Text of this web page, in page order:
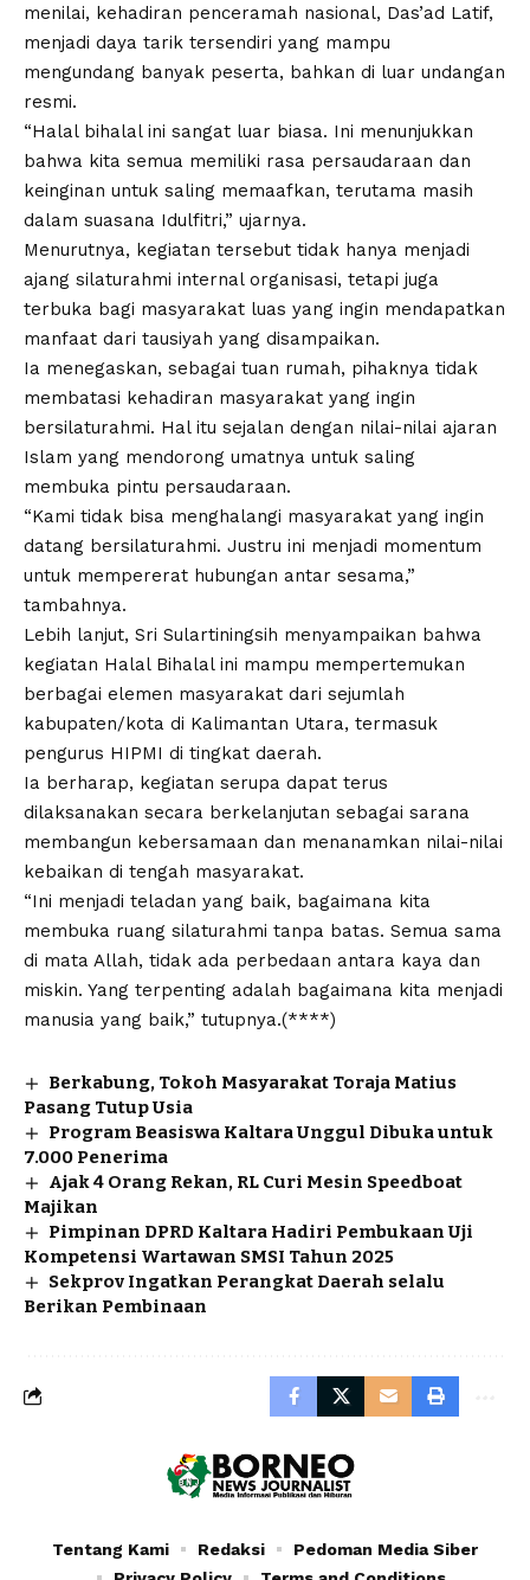
menilai, kehadiran penceramah nasional, Das’ad Latif,
menjadi daya tarik tersendiri yang mampu
mengundang banyak peserta, bahkan di luar undangan
resmi.
“Halal bihalal ini sangat luar biasa. Ini menunjukkan
bahwa kita semua memiliki rasa persaudaraan dan
keinginan untuk saling memaafkan, terutama masih
dalam suasana Idulfitri,” ujarnya.
Menurutnya, kegiatan tersebut tidak hanya menjadi
ajang silaturahmi internal organisasi, tetapi juga
terbuka bagi masyarakat luas yang ingin mendapatkan
manfaat dari tausiyah yang disampaikan.
Ia menegaskan, sebagai tuan rumah, pihaknya tidak
membatasi kehadiran masyarakat yang ingin
bersilaturahmi. Hal itu sejalan dengan nilai-nilai ajaran
Islam yang mendorong umatnya untuk saling
membuka pintu persaudaraan.
“Kami tidak bisa menghalangi masyarakat yang ingin
datang bersilaturahmi. Justru ini menjadi momentum
untuk mempererat hubungan antar sesama,”
tambahnya.
Lebih lanjut, Sri Sulartiningsih menyampaikan bahwa
kegiatan Halal Bihalal ini mampu mempertemukan
berbagai elemen masyarakat dari sejumlah
kabupaten/kota di Kalimantan Utara, termasuk
pengurus HIPMI di tingkat daerah.
Ia berharap, kegiatan serupa dapat terus
dilaksanakan secara berkelanjutan sebagai sarana
membangun kebersamaan dan menanamkan nilai-nilai
kebaikan di tengah masyarakat.
“Ini menjadi teladan yang baik, bagaimana kita
membuka ruang silaturahmi tanpa batas. Semua sama
di mata Allah, tidak ada perbedaan antara kaya dan
miskin. Yang terpenting adalah bagaimana kita menjadi
manusia yang baik,” tutupnya.(****)
Berkabung, Tokoh Masyarakat Toraja Matius
Pasang Tutup Usia
Program Beasiswa Kaltara Unggul Dibuka untuk
7.000 Penerima
Ajak 4 Orang Rekan, RL Curi Mesin Speedboat
Majikan
Pimpinan DPRD Kaltara Hadiri Pembukaan Uji
Kompetensi Wartawan SMSI Tahun 2025
Sekprov Ingatkan Perangkat Daerah selalu
Berikan Pembinaan
Tentang Kami Redaksi
Pedoman Media Siber